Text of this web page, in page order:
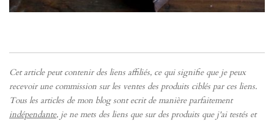
Cet article peut contenir des liens affiliés, ce qui signifie que je peux
recevoir une commission sur les ventes des produits ciblés par ces liens.
Tous les articles de mon blog sont ecrit de manière parfaitement
indépendante, je ne mets des liens que sur des produits que j'ai testés et